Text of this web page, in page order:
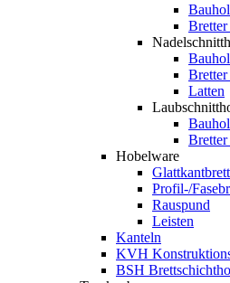
Latten
Hobelware
Profil-/
Rauspund
Leisten
Kanteln
KVH
BSH